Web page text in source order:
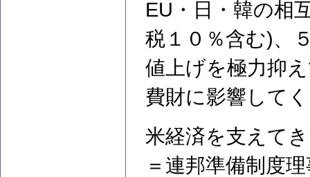
EU・日・韓の相
税１０％含む)、
値上げを極力抑
費財に影響して
米経済を支えて
＝連邦準備制度